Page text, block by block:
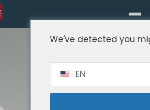
We've detected you
EN